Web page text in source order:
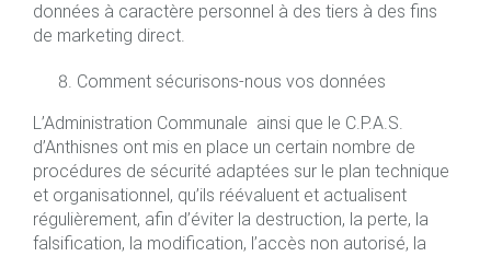
données à caractère personnel à des tiers à des fins
de marketing direct.
Comment sécurisons-nous vos données
L’Administration Communale ainsi que le C.P.A.S.
d’Anthisnes ont mis en place un certain nombre de
procédures de sécurité adaptées sur le plan technique
et organisationnel, qu’ils réévaluent et actualisent
régulièrement, afin d’éviter la destruction, la perte, la
falsification, la modification, l’accès non autorisé, la